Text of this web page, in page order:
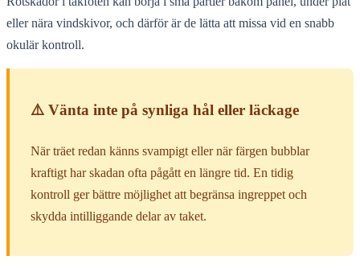
eller nära vindskivor, och därför är de lätta att missa vid en snabb
okulär kontroll.
⚠️ Vänta inte på synliga hål eller läckage
När träet redan känns svampigt eller när färgen bubblar
kraftigt har skadan ofta pågått en längre tid. En tidig
kontroll ger bättre möjlighet att begränsa ingreppet och
skydda intilliggande delar av taket.